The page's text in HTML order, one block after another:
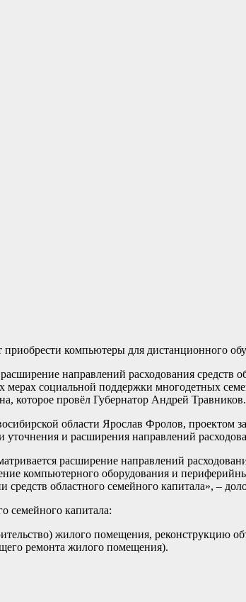
приобрести компьютеры для дистанционного
направлений расходования средств
социальной поддержки многодетных
которое провёл Губернатор Андрей Травников.
области Ярослав Фролов, проектом
и расширения направлений
расширение направлений
компьютерного оборудования и
средств областного семейного капитала», –
семейного капитала:
жилого помещения, реконструкцию
ремонта жилого помещения).